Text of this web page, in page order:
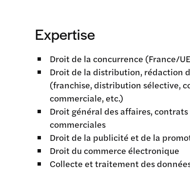
Expertise
Droit de la concurrence (France/
Droit de la distribution, rédaction
(franchise, distribution sélective,
commerciale, etc.)
Droit général des affaires,
commerciales
Droit de la publicité et de la
Droit du commerce électronique
Collecte et traitement des